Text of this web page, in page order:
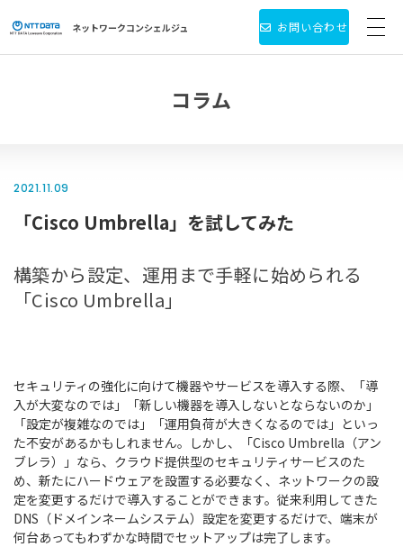
ネットワークコンシェルジュ
新着情報
個人情報保護方針
お問い合わせ
コラム
2021.11.09
「Cisco Umbrella」を試してみた
構築から設定、運用まで手軽に始められる
「Cisco Umbrella」
セキュリティの強化に向けて機器やサービスを導入する際、「導
入が大変なのでは」「新しい機器を導入しないとならないのか」
「設定が複雑なのでは」「運用負荷が大きくなるのでは」といっ
た不安があるかもしれません。しかし、「Cisco Umbrella（アン
ブレラ）」なら、クラウド提供型のセキュリティサービスのた
め、新たにハードウェアを設置する必要なく、ネットワークの設
定を変更するだけで導入することができます。従来利用してきた
DNS（ドメインネームシステム）設定を変更するだけで、端末が
何台あってもわずかな時間でセットアップは完了します。